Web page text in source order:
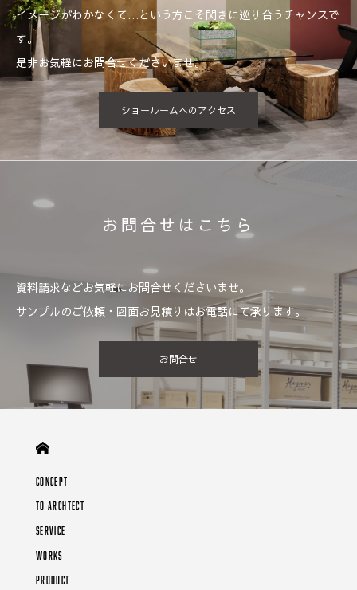
イメージがわかなくて…という方こそ閃きに巡り合うチャンスで
す。
是非お気軽にお問合せくださいませ。
ショールームへのアクセス
お問合せはこちら
資料請求などお気軽にお問合せくださいませ。
サンプルのご依頼・図面お見積りはお電話にて承ります。
お問合せ
CONCEPT
TO ARCHTECT
SERVICE
WORKS
PRODUCT